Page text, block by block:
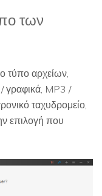
των
τύπο αρχείων,
γραφικά, MP3 /
ταχυδρομείο,
επιλογή που